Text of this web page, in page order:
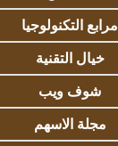
مرابع التكنولوجيا
خيال التقنية
شوف ويب
مجلة الاسهم